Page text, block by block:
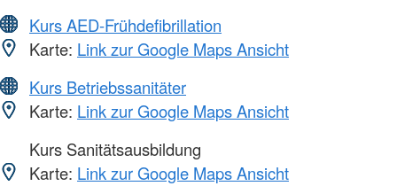
Kurs AED-Frühdefibrillation
Karte: Link zur Google Maps Ansicht
Kurs Betriebssanitäter
Karte: Link zur Google Maps Ansicht
Kurs Sanitätsausbildung
Karte: Link zur Google Maps Ansicht